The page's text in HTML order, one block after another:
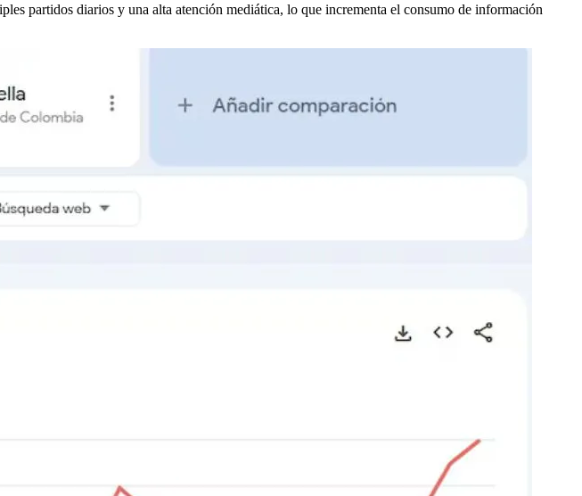
partidos diarios y una alta atención mediática, lo que incrementa el consumo de información